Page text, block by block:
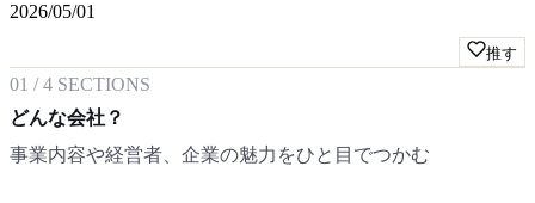
2026/05/01
推す
01 /4 SECTIONS
どんな会社？
事業内容や経営者、企業の魅力をひと目でつかむ